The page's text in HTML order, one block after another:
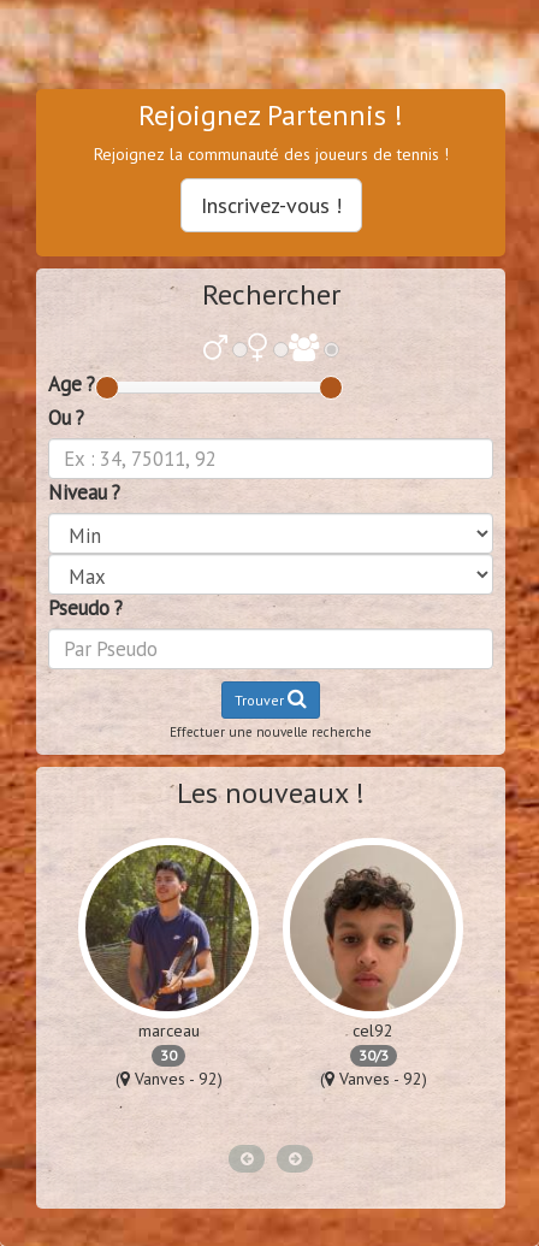
Rejoignez Partennis !
Rejoignez la communauté des joueurs de tennis !
Inscrivez-vous !
Rechercher
Age ?
Ou ?
Niveau ?
Pseudo ?
Trouver
Effectuer une nouvelle recherche
Les nouveaux !
marceau
30
( Vanves - 92)
cel92
30/3
( Vanves - 92)